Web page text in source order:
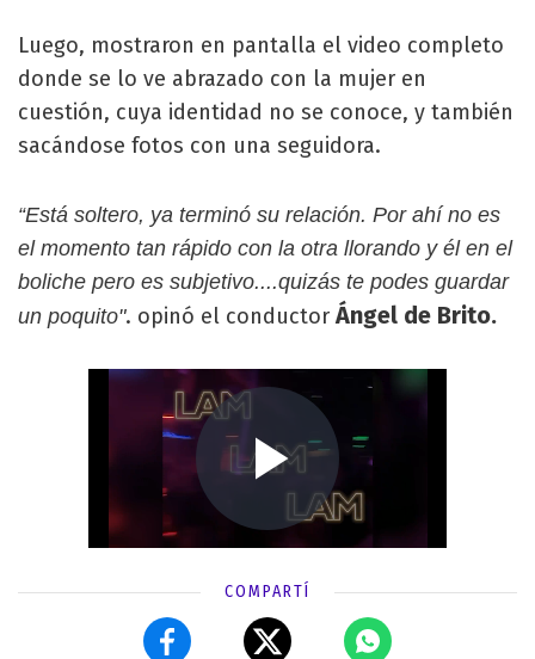
Luego, mostraron en pantalla el video completo
donde se lo ve abrazado con la mujer en
cuestión, cuya identidad no se conoce, y también
sacándose fotos con una seguidora.
“Está soltero, ya terminó su relación. Por ahí no es
el momento tan rápido con la otra llorando y él en el
boliche pero es subjetivo....quizás te podes guardar
un poquito". opinó el conductorÁngel de Brito.
COMPARTÍ